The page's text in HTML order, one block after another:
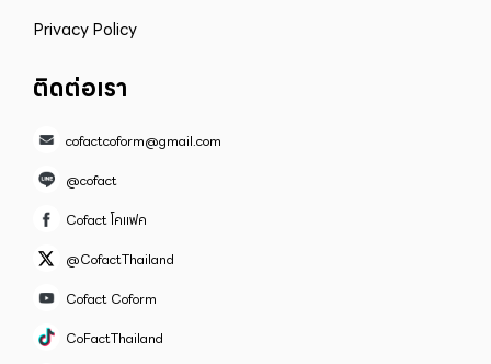
Privacy Policy
ติดต่อเรา
cofactcoform@gmail.com
@cofact
Cofact โคแฟค
@CofactThailand
Cofact Coform
CoFactThailand